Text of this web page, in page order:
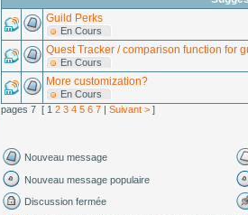
Guild Perks
En Cours
Quest Tracker / comparison function for
En Cours
More customization?
En Cours
pages 7 [ 1 2 3 4 5 6 7 | Suivant > ]
Nouveau message
Nouveau message populaire
Discussion fermée